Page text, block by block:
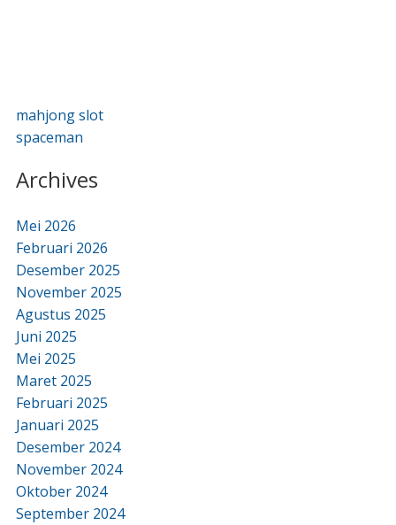
mahjong slot
spaceman
Archives
Mei 2026
Februari 2026
Desember 2025
November 2025
Agustus 2025
Juni 2025
Mei 2025
Maret 2025
Februari 2025
Januari 2025
Desember 2024
November 2024
Oktober 2024
September 2024